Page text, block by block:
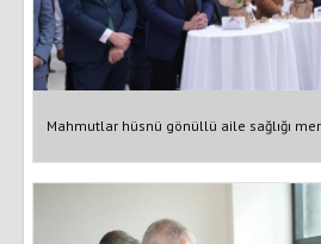
Mahmutlar hüsnü gönüllü aile sağlığı